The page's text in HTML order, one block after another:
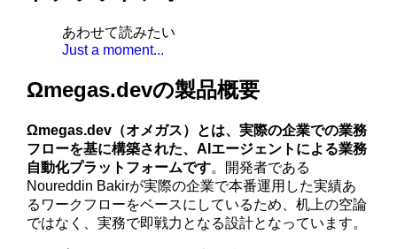
あわせて読みたい
Just a moment...
Ωmegas.devの製品概要
Ωmegas.dev（オメガス）とは、実際の企業での業務
フローを基に構築された、AIエージェントによる業務
自動化プラットフォームです。開発者である
Noureddin Bakirが実際の企業で本番運用した実績あ
るワークフローをベースにしているため、机上の空論
ではなく、実務で即戦力となる設計となっています。